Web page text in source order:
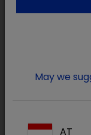
lock
May we
AT